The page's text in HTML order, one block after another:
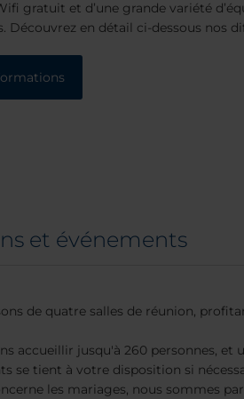
gratuit et d’une grande variété
Découvrez en détail ci-dessous nos
et événements
de quatre salles de réunion,
accueillir jusqu'à 260 personnes, et
se tient à votre disposition si
les mariages, nous sommes